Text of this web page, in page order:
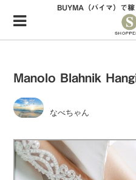
Menu
HOME
無在庫で自由気ままに稼ぐ！バ
ファッショントレンドを発信！
BUYMAで人気のブランド
BUYMA（バイマ）で
Manolo Blahnik
なべちゃん